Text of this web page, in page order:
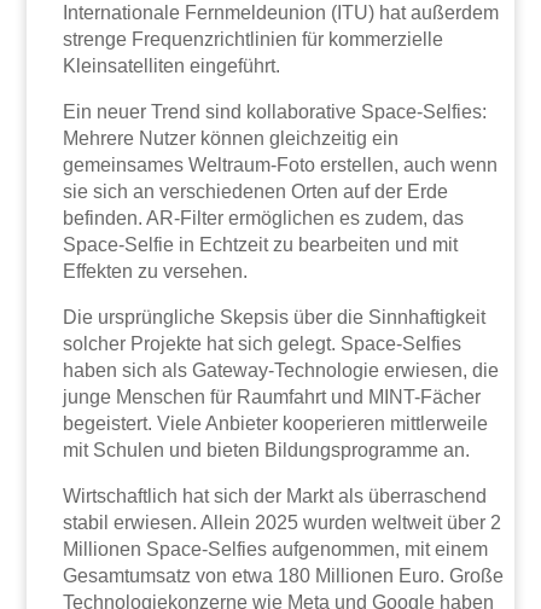
Internationale Fernmeldeunion (ITU) hat außerdem
strenge Frequenzrichtlinien für kommerzielle
Kleinsatelliten eingeführt.
Ein neuer Trend sind kollaborative Space-Selfies:
Mehrere Nutzer können gleichzeitig ein
gemeinsames Weltraum-Foto erstellen, auch wenn
sie sich an verschiedenen Orten auf der Erde
befinden. AR-Filter ermöglichen es zudem, das
Space-Selfie in Echtzeit zu bearbeiten und mit
Effekten zu versehen.
Die ursprüngliche Skepsis über die Sinnhaftigkeit
solcher Projekte hat sich gelegt. Space-Selfies
haben sich als Gateway-Technologie erwiesen, die
junge Menschen für Raumfahrt und MINT-Fächer
begeistert. Viele Anbieter kooperieren mittlerweile
mit Schulen und bieten Bildungsprogramme an.
Wirtschaftlich hat sich der Markt als überraschend
stabil erwiesen. Allein 2025 wurden weltweit über 2
Millionen Space-Selfies aufgenommen, mit einem
Gesamtumsatz von etwa 180 Millionen Euro. Große
Technologiekonzerne wie Meta und Google haben